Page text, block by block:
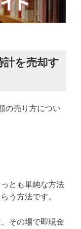
計を売却す
の売り方につい
とも単純な方法
う方法です。
その場で即現金